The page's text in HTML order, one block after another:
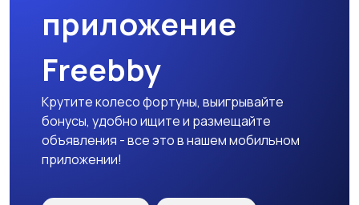
приложение
Freebby
Крутите колесо фортуны, выигрывайте
бонусы, удобно ищите и размещайте
объявления - все это в нашем мобильном
приложении!